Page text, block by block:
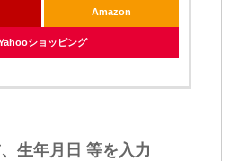
Amazon
ショッピング
生年月日 等を入力